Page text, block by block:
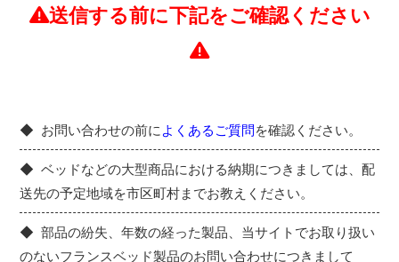
送信する前に下記をご確認ください
お問い合わせの前に よくあるご質問を確認ください。
ベッドなどの大型商品における納期につきましては、配
送先の予定地域を市区町村までお教えください。
部品の紛失、年数の経った製品、当サイトでお取り扱い
のないフランスベッド製品のお問い合わせにつきまして